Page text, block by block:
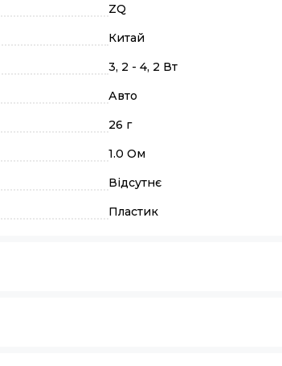
ZQ
Китай
3, 2 - 4, 2 Вт
Авто
26 г
1.0 Ом
Відсутнє
Пластик